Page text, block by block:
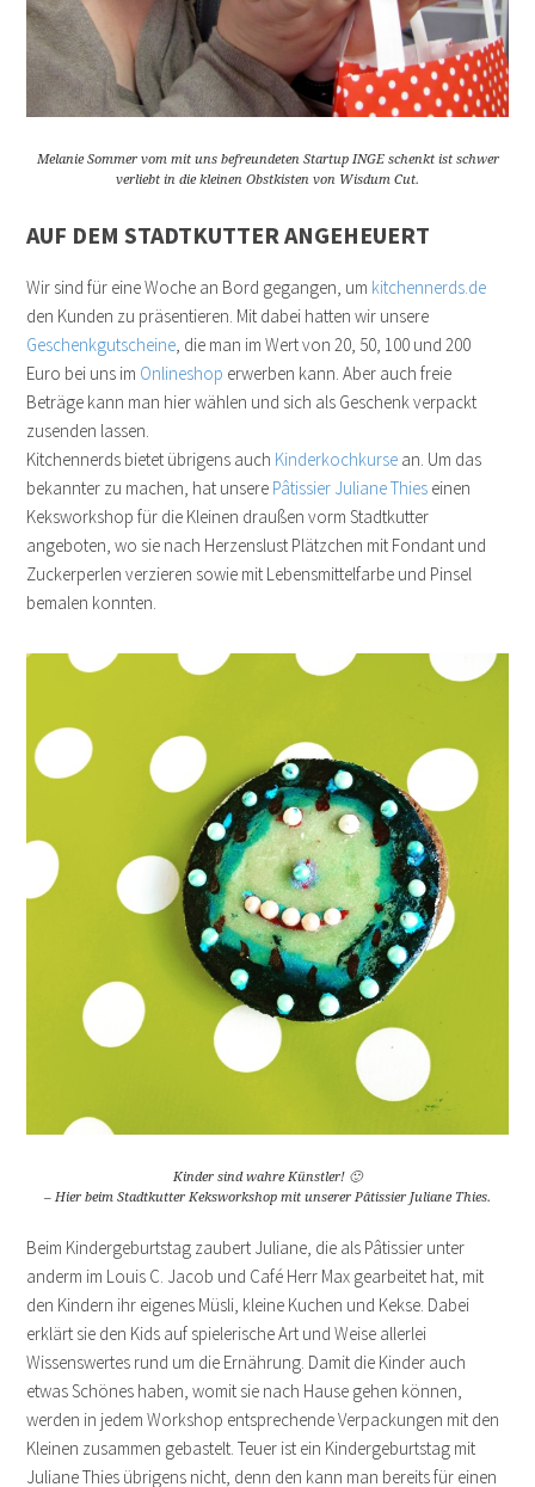
Melanie Sommer vom mit uns befreundeten Startup INGE schenkt ist schwer
verliebt in die kleinen Obstkisten von Wisdum Cut.
AUF DEM STADTKUTTER ANGEHEUERT
Wir sind für eine Woche an Bord gegangen, um kitchennerds.de
den Kunden zu präsentieren. Mit dabei hatten wir unsere
Geschenkgutscheine, die man im Wert von 20, 50, 100 und 200
Euro bei uns im Onlineshop erwerben kann. Aber auch freie
Beträge kann man hier wählen und sich als Geschenk verpackt
zusenden lassen.
Kitchennerds bietet übrigens auch Kinderkochkurse an. Um das
bekannter zu machen, hat unsere Pâtissier Juliane Thies einen
Keksworkshop für die Kleinen draußen vorm Stadtkutter
angeboten, wo sie nach Herzenslust Plätzchen mit Fondant und
Zuckerperlen verzieren sowie mit Lebensmittelfarbe und Pinsel
bemalen konnten.
Kinder sind wahre Künstler! 🙂
– Hier beim Stadtkutter Keksworkshop mit unserer Pâtissier Juliane Thies.
Beim Kindergeburtstag zaubert Juliane, die als Pâtissier unter
anderm im Louis C. Jacob und Café Herr Max gearbeitet hat, mit
den Kindern ihr eigenes Müsli, kleine Kuchen und Kekse. Dabei
erklärt sie den Kids auf spielerische Art und Weise allerlei
Wissenswertes rund um die Ernährung. Damit die Kinder auch
etwas Schönes haben, womit sie nach Hause gehen können,
werden in jedem Workshop entsprechende Verpackungen mit den
Kleinen zusammen gebastelt. Teuer ist ein Kindergeburtstag mit
Juliane Thies übrigens nicht, denn den kann man bereits für einen